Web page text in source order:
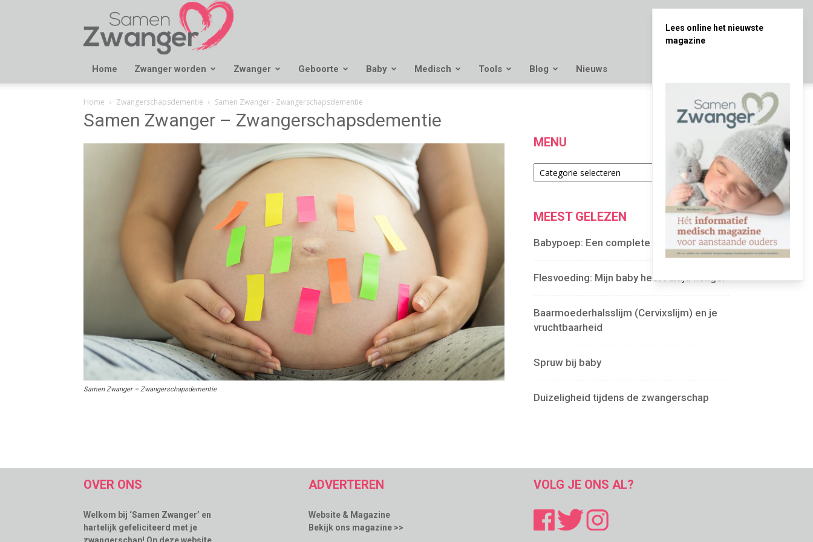
Samen
Zwanger
Home Zwanger worden Zwanger Geboorte Baby Medisch Tools Blog Nieuws
Home Zwangerschapsdementie Samen Zwanger - Zwangerschapsdementie
Samen Zwanger – Zwangerschapsdementie
Samen Zwanger – Zwangerschapsdementie
MENU
Menu
MEEST GELEZEN
Babypoep: Een complete gids
Flesvoeding: Mijn baby heeft altijd honger
Baarmoederhalsslijm (Cervixslijm) en je
vruchtbaarheid
Spruw bij baby
Duizeligheid tijdens de zwangerschap
OVER ONS
Welkom bij ‘Samen Zwanger’ en
hartelijk gefeliciteerd met je
ADVERTEREN
Website & Magazine
Bekijk ons magazine >>
VOLG JE ONS AL?
Lees online het nieuwste
magazine